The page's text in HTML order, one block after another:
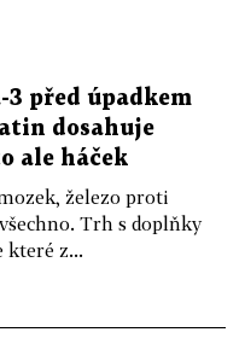
3 před úpadkem
dosahuje
ale háček
železo proti
Trh s doplňky
které z...